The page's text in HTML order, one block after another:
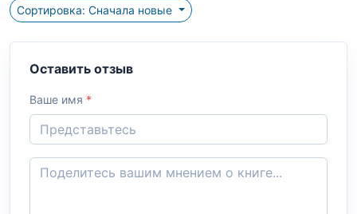
Сортировка: Сначала новые
Оставить отзыв
Ваше имя *